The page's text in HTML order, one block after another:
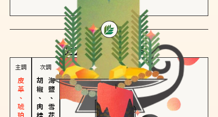
對方 的主調蠟燭是...
主調 次調
胡椒、肉桂海鹽、雪花